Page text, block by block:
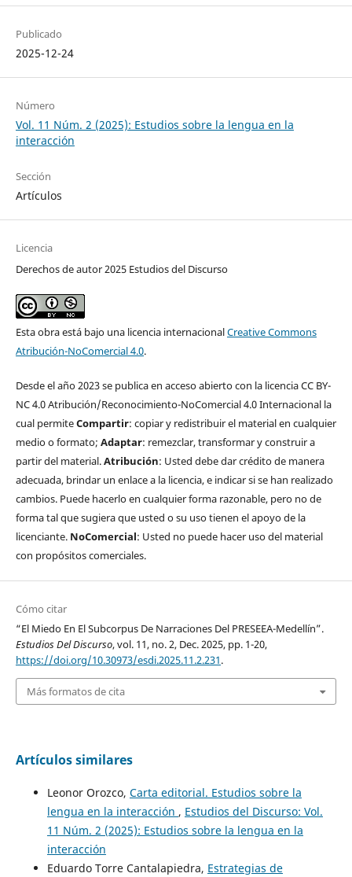
Publicado
2025-12-24
Número
Vol. 11 Núm. 2 (2025): Estudios sobre la lengua en la
interacción
Sección
Artículos
Licencia
Derechos de autor 2025 Estudios del Discurso
Esta obra está bajo una licencia internacionalCreative Commons
Atribución-NoComercial 4.0.
Desde el año 2023 se publica en acceso abierto con la licencia CC BY-
NC 4.0 Atribución/Reconocimiento-NoComercial 4.0 Internacional la
cual permiteCompartir: copiar y redistribuir el material en cualquier
medio o formato; Adaptar: remezclar, transformar y construir a
partir del material.Atribución: Usted debe dar crédito de manera
adecuada, brindar un enlace a la licencia, e indicar si se han realizado
cambios. Puede hacerlo en cualquier forma razonable, pero no de
forma tal que sugiera que usted o su uso tienen el apoyo de la
licenciante. NoComercial: Usted no puede hacer uso del material
con propósitos comerciales.
Cómo citar
“El Miedo En El Subcorpus De Narraciones Del PRESEEA-Medellín”.
Estudios Del Discurso, vol. 11, no. 2, Dec. 2025, pp. 1-20,
https://doi.org/10.30973/esdi.2025.11.2.231.
Más formatos de cita
Artículos similares
Leonor Orozco, Carta editorial. Estudios sobre la
lengua en la interacción , Estudios del Discurso: Vol.
11 Núm. 2 (2025): Estudios sobre la lengua en la
interacción
Eduardo Torre Cantalapiedra, Estrategias de